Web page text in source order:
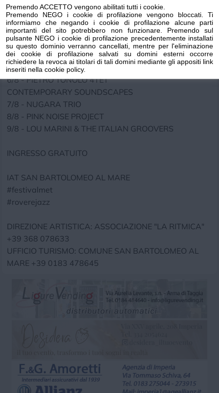
Premendo ACCETTO vengono abilitati tutti i cookie.
Premendo NEGO i cookie di profilazione vengono bloccati. Ti
informiamo che negando i cookie di profilazione alcune parti
importanti del sito potrebbero non funzionare. Premendo sul
pulsante NEGO i cookie di profilazione precedentemente installati
su questo dominio verranno cancellati, mentre per l'eliminazione
dei cookie di profilazione salvati su domini esterni occorre
richiedere la revoca ai titolari di tali domini mediante gli appositi link
inseriti nella cookie policy.
ROVERE JAZZ FESTIVAL
XI EDIZIONE
PIAZZA ROVERE
ORE 21:30
6/8 - PIETRO TONOLO 4TET
CONTEMPORARY SOUNDSCAPES
7/8 - NUGARA TRIO
8/8 - PINK NOISE PROJECT
9/8 - LOU MARINI & THE ITALIAN GROOVERS
INGRESSO GRATUITO
IAT SAN BARTOLOMEO AL MARE
#festivalmet
#roverejazz
DIREZIONE ARTISTICA: ASSOCIAZIONE "LA RITMICA"
+39 368 078633
UFFICIO TURISMO: COMUNE SAN BARTOLOMEO AL
MARE +39 0183 478645